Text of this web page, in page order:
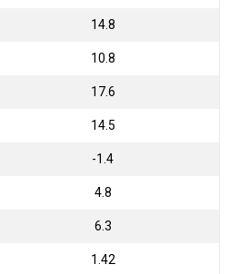
14.8
10.8
17.6
14.5
-1.4
4.8
6.3
1.42